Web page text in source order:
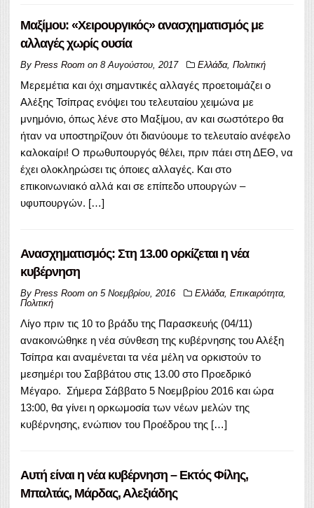
Μαξίμου: «Χειρουργικός» ανασχηματισμός με
αλλαγές χωρίς ουσία
By Press Room on 8 Αυγούστου, 2017 Ελλάδα, Πολιτική
Μερεμέτια και όχι σημαντικές αλλαγές προετοιμάζει ο
Αλέξης Τσίπρας ενόψει του τελευταίου χειμώνα με
μνημόνιο, όπως λένε στο Μαξίμου, αν και σωστότερο θα
ήταν να υποστηρίζουν ότι διανύουμε το τελευταίο ανέφελο
καλοκαίρι! Ο πρωθυπουργός θέλει, πριν πάει στη ΔΕΘ, να
έχει ολοκληρώσει τις όποιες αλλαγές. Και στο
επικοινωνιακό αλλά και σε επίπεδο υπουργών –
υφυπουργών. […]
Ανασχηματισμός: Στη 13.00 ορκίζεται η νέα
κυβέρνηση
By Press Room on 5 Νοεμβρίου, 2016 Ελλάδα, Επικαιρότητα,
Πολιτική
Λίγο πριν τις 10 το βράδυ της Παρασκευής (04/11)
ανακοινώθηκε η νέα σύνθεση της κυβέρνησης του Αλέξη
Τσίπρα και αναμένεται τα νέα μέλη να ορκιστούν το
μεσημέρι του Σαββάτου στις 13.00 στο Προεδρικό
Μέγαρο. Σήμερα Σάββατο 5 Νοεμβρίου 2016 και ώρα
13:00, θα γίνει η ορκωμοσία των νέων μελών της
κυβέρνησης, ενώπιον του Προέδρου της […]
Αυτή είναι η νέα κυβέρνηση – Εκτός Φίλης,
Μπαλτάς, Μάρδας, Αλεξιάδης